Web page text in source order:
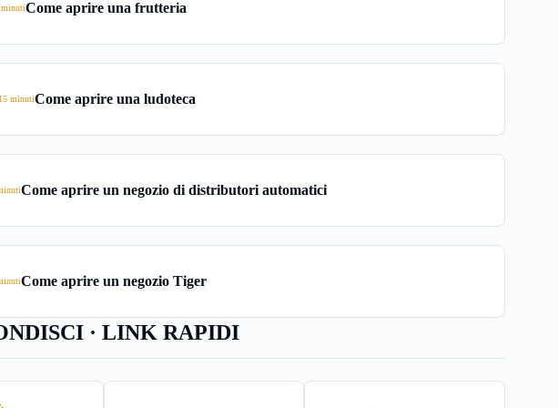
ottima,
riuscita
un’attività che
Come aprire una frutteria
minutiCome aprire una ludoteca
Come aprire un negozio di distributori automatici
Come aprire un negozio Tiger
· LINK RAPIDI